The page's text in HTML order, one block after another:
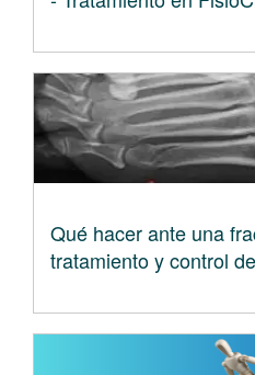
Qué hacer ante una
tratamiento y control